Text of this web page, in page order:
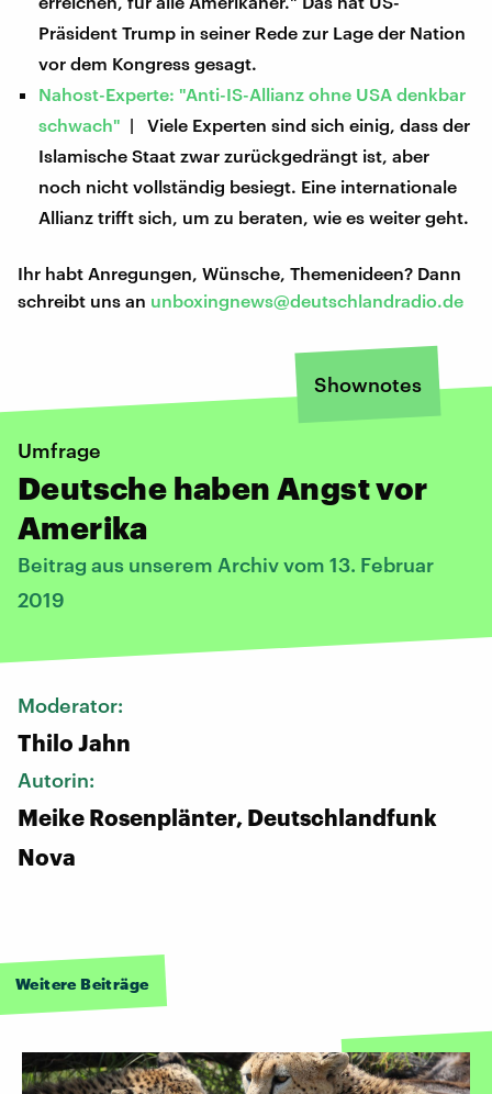
Präsident Trump in seiner Rede zur Lage der Nation
vor dem Kongress gesagt.
Nahost-Experte: "Anti-IS-Allianz ohne USA denkbar
schwach" | Viele Experten sind sich einig, dass der
Islamische Staat zwar zurückgedrängt ist, aber
noch nicht vollständig besiegt. Eine internationale
Allianz trifft sich, um zu beraten, wie es weiter geht.
Ihr habt Anregungen, Wünsche, Themenideen? Dann
schreibt uns an unboxingnews@deutschlandradio.de
Shownotes
Umfrage
Deutsche haben Angst vor
Amerika
Beitrag aus unserem Archiv vom 13. Februar
2019
Moderator:
Thilo Jahn
Autorin:
Meike Rosenplänter, Deutschlandfunk
Nova
Weitere Beiträge